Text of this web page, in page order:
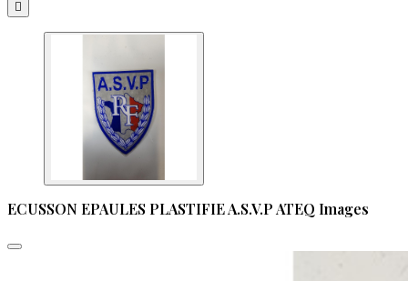

ECUSSON EPAULES PLASTIFIE A.S.V.P ATEQ Images